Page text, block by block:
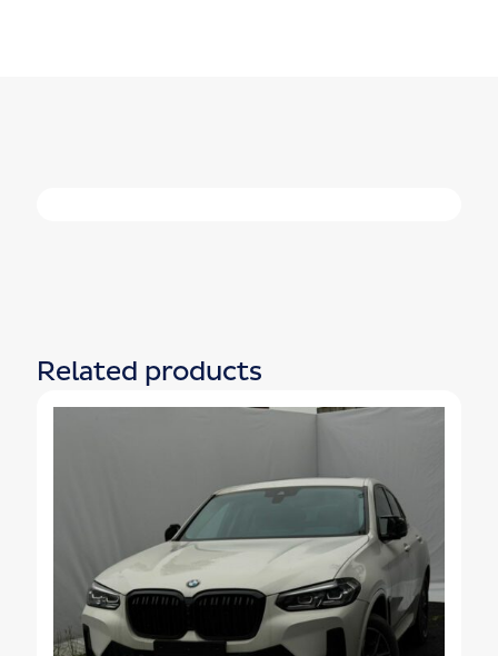
Related products